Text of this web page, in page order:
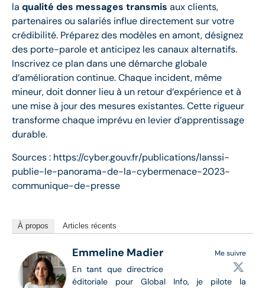
la qualité des messages transmis aux clients,
partenaires ou salariés influe directement sur votre
crédibilité. Préparez des modèles en amont, désignez
des porte-parole et anticipez les canaux alternatifs.
Inscrivez ce plan dans une démarche globale
d’amélioration continue. Chaque incident, même
mineur, doit donner lieu à un retour d’expérience et à
une mise à jour des mesures existantes. Cette rigueur
transforme chaque imprévu en levier d’apprentissage
durable.
Sources : https://cyber.gouv.fr/publications/lanssi-
publie-le-panorama-de-la-cybermenace-2023-
communique-de-presse
À propos Articles récents
Me suivre
Emmeline Madier
En tant que directrice
éditoriale pour Global Info, je pilote la